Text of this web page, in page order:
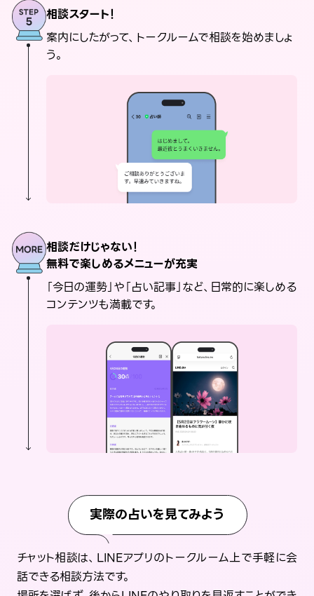
相談スタート！
案内にしたがって、トークルームで相談を始めましょ
う。
相談だけじゃない！
無料で楽しめるメニューが充実
「今日の運勢」や「占い記事」など、日常的に楽しめる
コンテンツも満載です。
実際の占いを見てみよう
チャット相談は、LINEアプリのトークルーム上で手軽に会
話できる相談方法です。